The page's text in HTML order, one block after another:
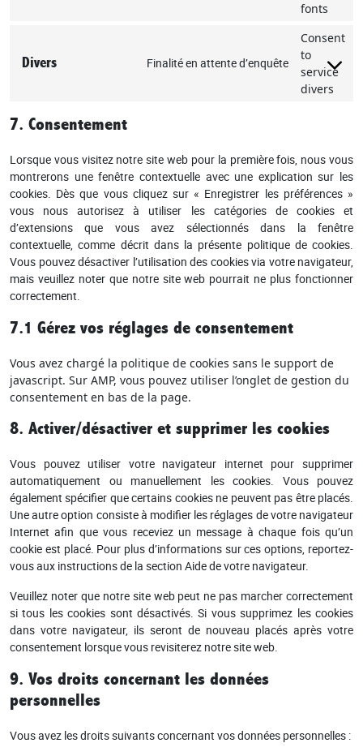
fonts
Divers Finalité en attente d’enquête
Consent
to
service
divers
7. Consentement
Lorsque vous visitez notre site web pour la première fois, nous vous
montrerons une fenêtre contextuelle avec une explication sur les
cookies. Dès que vous cliquez sur « Enregistrer les préférences »
vous nous autorisez à utiliser les catégories de cookies et
d’extensions que vous avez sélectionnés dans la fenêtre
contextuelle, comme décrit dans la présente politique de cookies.
Vous pouvez désactiver l’utilisation des cookies via votre navigateur,
mais veuillez noter que notre site web pourrait ne plus fonctionner
correctement.
7.1 Gérez vos réglages de consentement
Vous avez chargé la politique de cookies sans le support de
javascript. Sur AMP, vous pouvez utiliser l’onglet de gestion du
consentement en bas de la page.
8. Activer/désactiver et supprimer les cookies
Vous pouvez utiliser votre navigateur internet pour supprimer
automatiquement ou manuellement les cookies. Vous pouvez
également spécifier que certains cookies ne peuvent pas être placés.
Une autre option consiste à modifier les réglages de votre navigateur
Internet afin que vous receviez un message à chaque fois qu’un
cookie est placé. Pour plus d’informations sur ces options, reportez-
vous aux instructions de la section Aide de votre navigateur.
Veuillez noter que notre site web peut ne pas marcher correctement
si tous les cookies sont désactivés. Si vous supprimez les cookies
dans votre navigateur, ils seront de nouveau placés après votre
consentement lorsque vous revisiterez notre site web.
9. Vos droits concernant les données
personnelles
Vous avez les droits suivants concernant vos données personnelles :